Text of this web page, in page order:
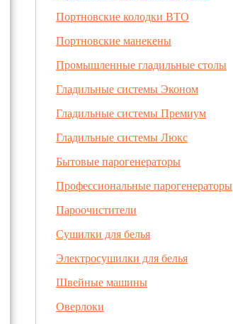
Портновские колодки ВТО
Портновские манекены
Промышленные гладильные столы
Гладильные системы Эконом
Гладильные системы Премиум
Гладильные системы Люкс
Бытовые парогенераторы
Профессиональные парогенераторы
Пароочистители
Сушилки для белья
Электросушилки для белья
Швейные машины
Оверлоки